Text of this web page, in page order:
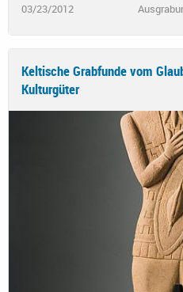
03/23/2012
Keltische Grabfunde vom
Kulturgüter